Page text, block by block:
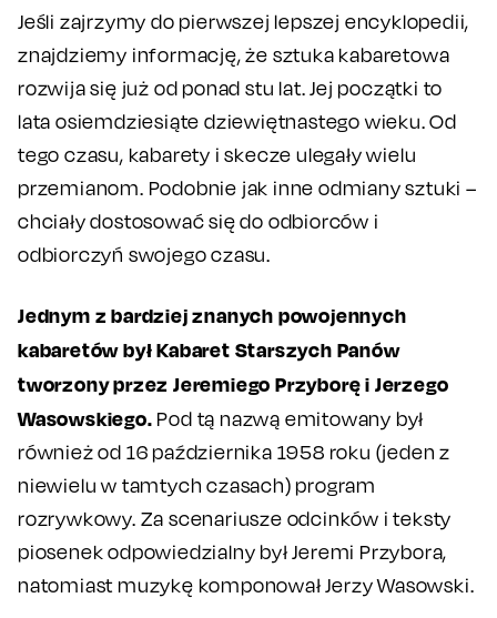
Jeśli zajrzymy do pierwszej lepszej encyklopedii,
znajdziemy informację, że sztuka kabaretowa
rozwija się już od ponad stu lat. Jej początki to
lata osiemdziesiąte dziewiętnastego wieku. Od
tego czasu, kabarety i skecze ulegały wielu
przemianom. Podobnie jak inne odmiany sztuki –
chciały dostosować się do odbiorców i
odbiorczyń swojego czasu.
Jednym z bardziej znanych powojennych
kabaretów był Kabaret Starszych Panów
tworzony przez Jeremiego Przyborę i Jerzego
Wasowskiego. Pod tą nazwą emitowany był
również od 16 października 1958 roku (jeden z
niewielu w tamtych czasach) program
rozrywkowy. Za scenariusze odcinków i teksty
piosenek odpowiedzialny był Jeremi Przybora,
natomiast muzykę komponował Jerzy Wasowski.